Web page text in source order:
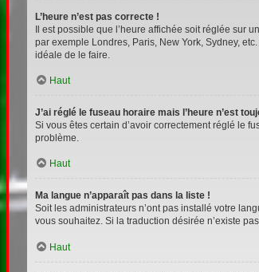
L’heure n’est pas correcte !
Il est possible que l’heure affichée soit réglée sur
par exemple Londres, Paris, New York, Sydney,
idéale de le faire.
Haut
J’ai réglé le fuseau horaire mais l’heure n’est
Si vous êtes certain d’avoir correctement réglé le
problème.
Haut
Ma langue n’apparaît pas dans la liste !
Soit les administrateurs n’ont pas installé votre
vous souhaitez. Si la traduction désirée n’existe
Haut